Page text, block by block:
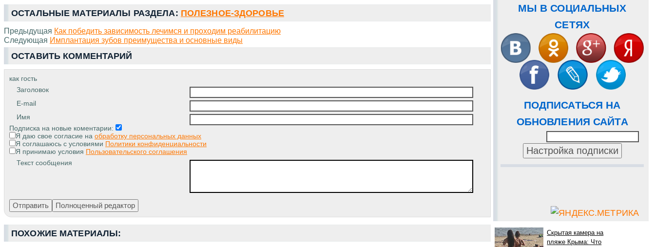
МЫ В СОЦИАЛЬНЫХ
СЕТЯХ
ПОДПИСАТЬСЯ НА
ОБНОВЛЕНИЯ САЙТА
Скрытая камера на
пляже Крыма: Что
ОСТАЛЬНЫЕ МАТЕРИАЛЫ РАЗДЕЛА: ПОЛЕЗНОЕ-ЗДОРОВЬЕ
Предыдущая Как победить зависимость лечимся и проходим реабилитацию
Следующая Имплантация зубов преимущества и основные виды
ОСТАВИТЬ КОММЕНТАРИЙ
как гость
Заголовок
E-mail
Имя
Подписка на новые коментарии:
Я даю свое согласие на обработку персональных данных
Я соглашаюсь с условиями Политики конфиденциальности
Я принимаю условия Пользовательского соглашения
Текст сообщения
ПОХОЖИЕ МАТЕРИАЛЫ: